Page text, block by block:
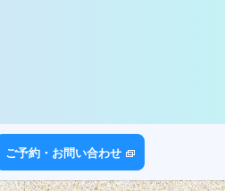
ご予約・お問い合わせ